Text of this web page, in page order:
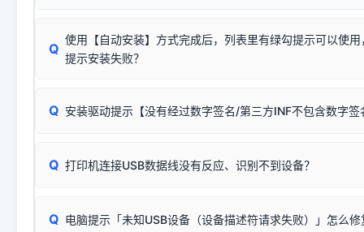
Q
使用【自动安装】方式完成后，列表里有绿勾提示可以使
提示安装失败？
由于本站驱动包集成了32位和64位驱动，自动安装程序在运
✔ 可以使用了
：代表与您当
（被自动跳过），并不影响正
Q 安装驱动提示【没有经过数字签名/第三方INF不包含数字
往往会弹出此类提示。
系统（如 Win10/Win11 最新版）已彻底不再识别老旧驱
Q 打印机连接USB数据线没有反应、识别不到设备？
首先确认打印机电源已开启，USB数据线两端已完全插紧；
Q 电脑提示「未知USB设备（设备描述符请求失败）」怎么修